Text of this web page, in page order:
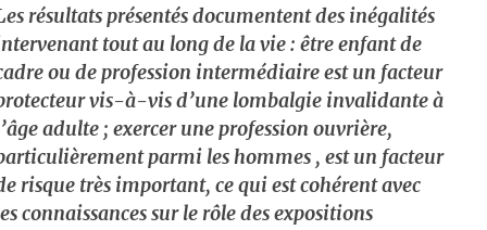
résultats présentés documentent des inégalités
tout au long de la vie : être enfant de
ou de profession intermédiaire est un facteur
vis-à-vis d’une lombalgie invalidante à
adulte ; exercer une profession ouvrière,
parmi les hommes , est un facteur
risque très important, ce qui est cohérent avec
connaissances sur le rôle des expositions